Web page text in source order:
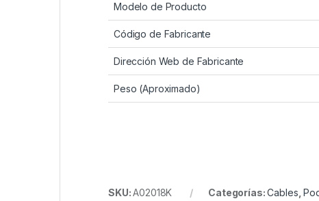
Modelo de Producto
Código de Fabricante
Dirección Web de Fabricante
Peso (Aproximado)
SKU:A02018K Categorías:Cables ,